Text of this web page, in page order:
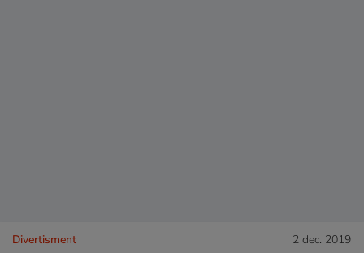
Divertisment 2 dec. 2019